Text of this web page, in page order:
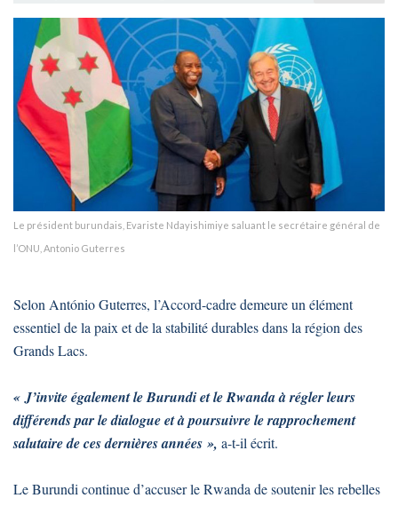
Le président burundais, Evariste Ndayishimiye saluant le secrétaire général de
l’ONU, Antonio Guterres
Selon António Guterres, l’Accord-cadre demeure un élément
essentiel de la paix et de la stabilité durables dans la région des
Grands Lacs.
« J’invite également le Burundi et le Rwanda à régler leurs
différends par le dialogue et à poursuivre le rapprochement
salutaire de ces dernières années », a-t-il écrit.
Le Burundi continue d’accuser le Rwanda de soutenir les rebelles